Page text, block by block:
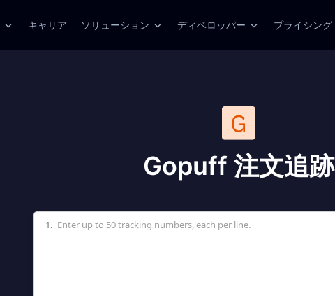
キャリア ソリューション ディベロッパー プライシング
Gopuff 注文追跡
Enter up to 50 tracking numbers, each per line.
1.